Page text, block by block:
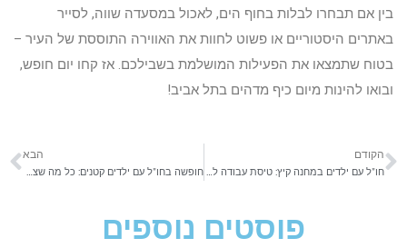
בין אם תבחרו לבלות בחוף הים, לאכול במסעדה שווה, לסייר
באתרים היסטוריים או פשוט לחוות את האווירה התוססת של העיר –
בטוח שתמצאו את הפעילות המושלמת בשבילכם. אז קחו יום חופש,
ובואו להינות מיום כיף מדהים בתל אביב!
הקודם
חו"ל עם ילדים במחנה קיץ: טיסת עבודה לא סטנדרטית
הבא
חופשה בחו"ל עם ילדים קטנים: כל מה שצריך לדעת
פוסטים נוספים